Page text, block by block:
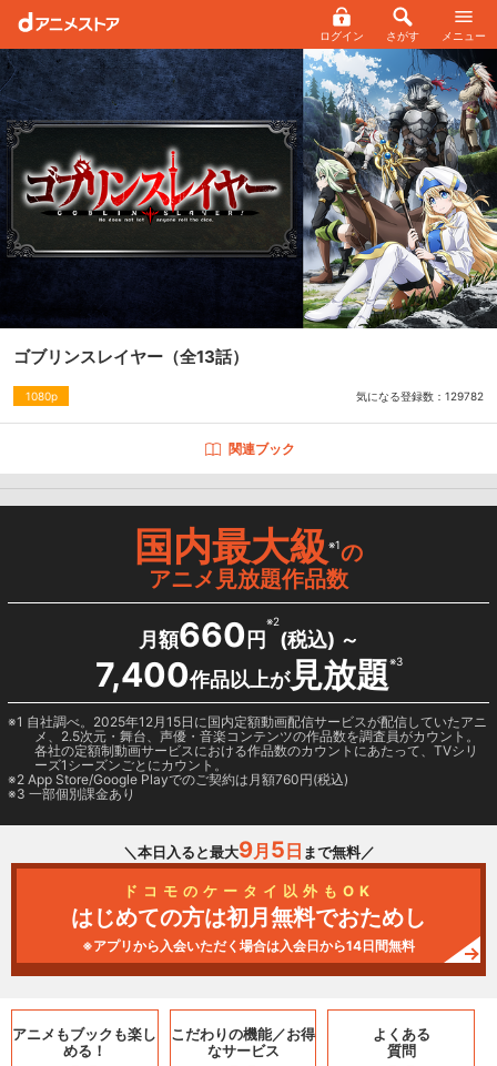
ログイン さがす メニュー
ゴブリンスレイヤー （全13話）
1080p 気になる登録数： 129782
関連ブック
国内最大級※1の
アニメ見放題作品数
月額660 円
※2
(税込) ～
7,400作品以上が見放題※3
1 自社調べ。2025年12月15日に国内定額動画配信サービスが配信していたアニ
メ、2.5次元・舞台、声優・音楽コンテンツの作品数を調査員がカウント。
各社の定額制動画サービスにおける作品数のカウントにあたって、TVシリ
ーズ1シーズンごとにカウント。
2 App Store/Google Playでのご契約は月額760円(税込)
3 一部個別課金あり
＼本日入ると最大9月 5 日 まで無料／
ドコモのケータイ以外もOK
はじめての方は初月無料でおためし
※アプリから入会いただく場合は入会日から14日間無料
アニメもブックも楽し
める！
こだわりの機能／お得
なサービス
よくある
質問